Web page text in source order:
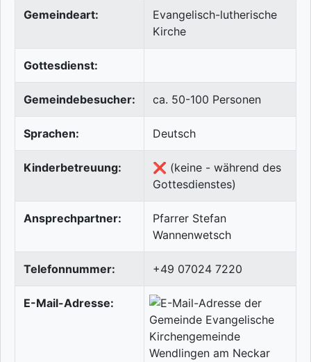
Gemeindeart:
Evangelisch-lutherische
Kirche
Gottesdienst:
Gemeindebesucher: ca. 50-100 Personen
Sprachen: Deutsch
Kinderbetreuung:
❌ (keine - während des
Gottesdienstes)
Ansprechpartner:
Pfarrer Stefan
Wannenwetsch
Telefonnummer: +49 07024 7220
E-Mail-Adresse: